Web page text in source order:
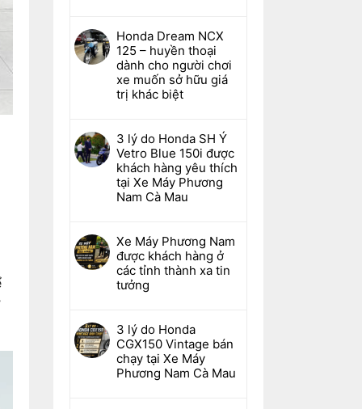
Honda Dream NCX
125 – huyền thoại
dành cho người chơi
xe muốn sở hữu giá
trị khác biệt
3 lý do Honda SH Ý
Vetro Blue 150i được
khách hàng yêu thích
tại Xe Máy Phương
Nam Cà Mau
Xe Máy Phương Nam
được khách hàng ở
các tỉnh thành xa tin
tưởng
3 lý do Honda
CGX150 Vintage bán
chạy tại Xe Máy
Phương Nam Cà Mau